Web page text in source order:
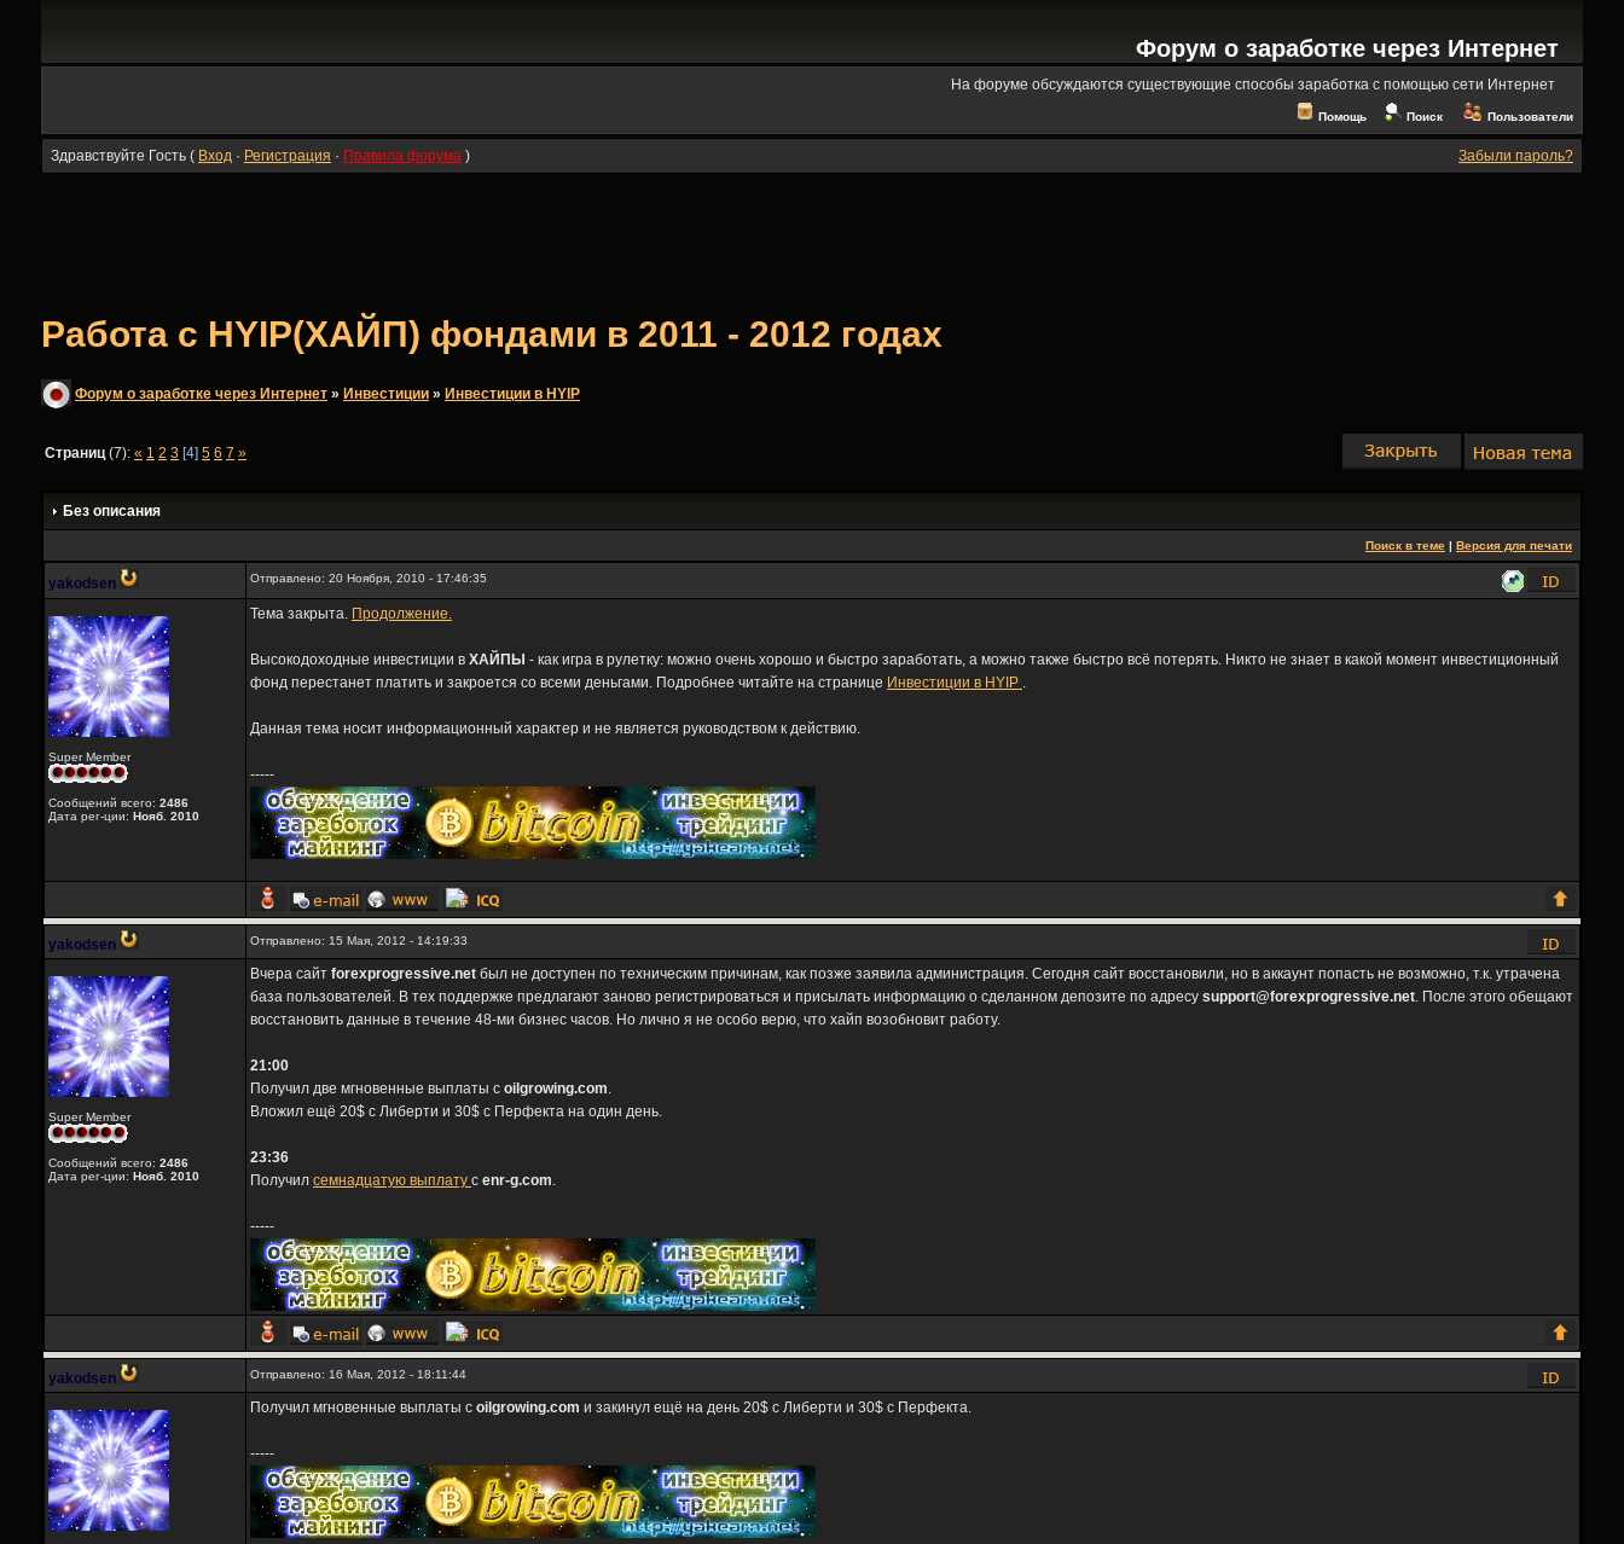
Форум о заработке через Интернет
На форуме обсуждаются существующие способы заработка с помощью сети Интернет
Помощь Поиск Пользователи
Здравствуйте Гость ( Вход · Регистрация · Правила форума ) Забыли пароль?
Работа с HYIP(ХАЙП) фондами в 2011 - 2012 годах
Форум о заработке через Интернет » Инвестиции » Инвестиции в HYIP
Страниц(7): « 1 2 3 [4] 5 6 7 »
Без описания
Поиск в теме | Версия для печати
yakodsen Отправлено: 20 Ноября, 2010 - 17:46:35
Super Member
Сообщений всего: 2486
Дата рег-ции: Нояб. 2010
Тема закрыта. Продолжение.
Высокодоходные инвестиции в ХАЙПЫ - как игра в рулетку: можно очень хорошо и быстро заработать, а можно также быстро всё потерять. Никто не знает в какой момент инвестиционный
фонд перестанет платить и закроется со всеми деньгами. Подробнее читайте на странице Инвестиции в HYIP .
Данная тема носит информационный характер и не является руководством к действию.
-----
yakodsen Отправлено: 15 Мая, 2012 - 14:19:33
Super Member
Сообщений всего: 2486
Дата рег-ции: Нояб. 2010
Вчера сайт forexprogressive.net был не доступен по техническим причинам, как позже заявила администрация. Сегодня сайт восстановили, но в аккаунт попасть не возможно, т.к. утрачена
база пользователей. В тех поддержке предлагают заново регистрироваться и присылать информацию о сделанном депозите по адресу support@forexprogressive.net. После этого обещают
восстановить данные в течение 48-ми бизнес часов. Но лично я не особо верю, что хайп возобновит работу.
21:00
Получил две мгновенные выплаты с oilgrowing.com.
Вложил ещё 20$ с Либерти и 30$ с Перфекта на один день.
23:36
Получил семнадцатую выплату с enr-g.com.
-----
yakodsen Отправлено: 16 Мая, 2012 - 18:11:44
Получил мгновенные выплаты с oilgrowing.com и закинул ещё на день 20$ с Либерти и 30$ с Перфекта.
-----